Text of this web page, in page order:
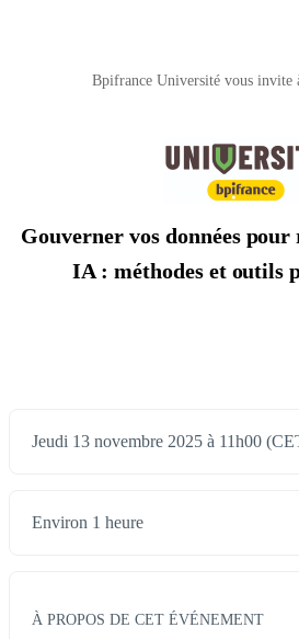
Bpifrance Université vous invite
Gouverner vos données
IA : méthodes et outils
Jeudi 13 novembre 2025 à 11h00
Environ 1 heure
À PROPOS DE CET ÉVÉNEMENT